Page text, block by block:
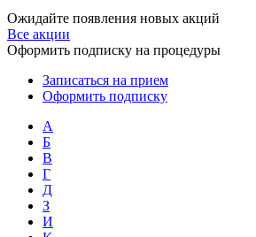
Ожидайте появления новых акций
Все акции
Оформить подписку на процедуры
Записаться на прием
Оформить подписку
А
Б
В
Г
Д
З
И